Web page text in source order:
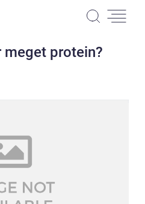
meget protein?